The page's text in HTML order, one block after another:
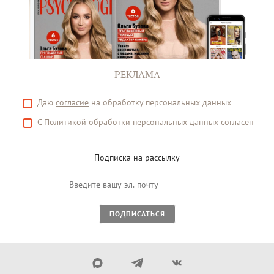
РЕКЛАМА
Даю согласие на обработку персональных данных
С Политикой обработки персональных данных согласен
Подписка на рассылку
ПОДПИСАТЬСЯ